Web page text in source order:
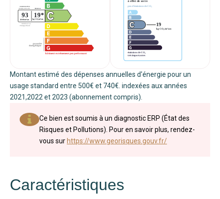
Montant estimé des dépenses annuelles d'énergie pour un
usage standard entre 500€ et 740€. indexées aux années
2021,2022 et 2023 (abonnement compris).
Ce bien est soumis à un diagnostic ERP (État des
Risques et Pollutions). Pour en savoir plus, rendez-
vous sur https://www.georisques.gouv.fr/
Caractéristiques